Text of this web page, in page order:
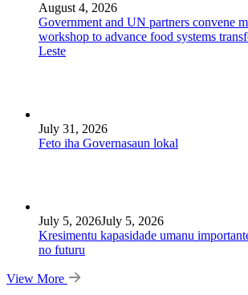
August 4, 2026
Government and UN partners convene
workshop to advance food systems
Leste
July 31, 2026
Feto iha Governasaun lokal
July 5, 2026July 5, 2026
Kresimentu kapasidade umanu
no futuru
View More